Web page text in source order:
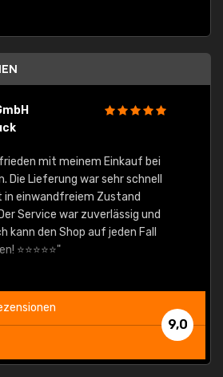
mit meinem Einkauf bei
Die Lieferung war sehr schnell
in einwandfreiem Zustand
Service war zuverlässig und
kann den Shop auf jeden Fall
⭐⭐⭐⭐⭐"
9,0